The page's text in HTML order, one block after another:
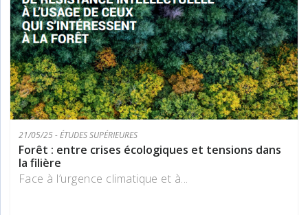
21/05/25 - ÉTUDES SUPÉRIEURES
Forêt : entre crises écologiques et tensions dans
la filière
Face à l’urgence climatique et à...